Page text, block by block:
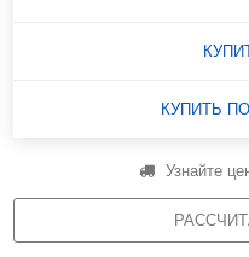
КУПИТЬ
Узнайте